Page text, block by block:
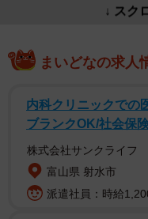
↓ スク
まいどなの求人
内科クリニックでの
ブランクOK/社会保
株式会社サンクライフ
富山県 射水市
派遣社員：時給